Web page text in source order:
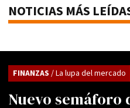
NOTICIAS MÁS
Nuevo semáforo
FINANZAS / La lupa del mercado